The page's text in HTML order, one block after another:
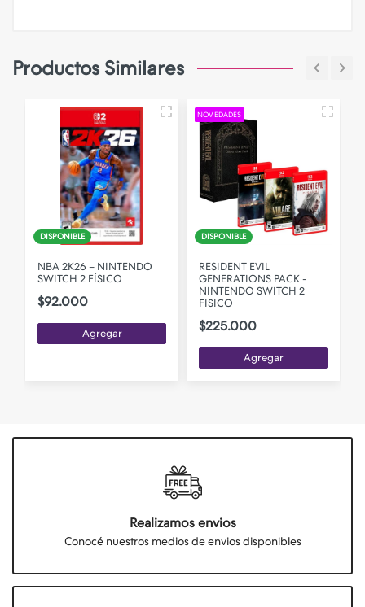
Productos Similares
DISPONIBLE
NBA 2K26 – NINTENDO
SWITCH 2 FÍSICO
$92.000
Agregar
NOVEDADES
DISPONIBLE
RESIDENT EVIL
GENERATIONS PACK -
NINTENDO SWITCH 2
FISICO
$225.000
Agregar
Realizamos envios
Conocé nuestros medios de envios disponibles